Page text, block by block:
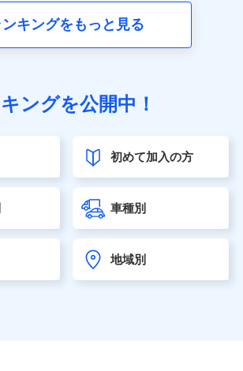
）
株式会社（https://neofirst.co.jp/）
式会社（https://www.taiju-life.co.jp）
命保険株式会社
んしん生命保険株式会社
anshin.co.jp/）
ンキングをもっと見る
ングを公開中！
初めて加入の方
車種別
地域別